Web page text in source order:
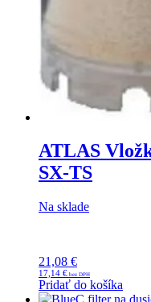
ATLAS
SX-TS
Na sklade
21,08 €
17,14 €
Pridať do košíka